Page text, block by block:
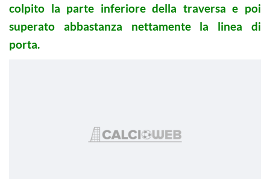
colpito la parte inferiore della traversa e poi
superato abbastanza nettamente la linea di
porta.